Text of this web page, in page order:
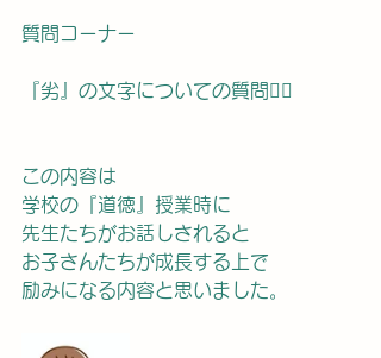
質問コーナー
『劣』の文字についての質問🙋‍♀️
この内容は
学校の『道徳』授業時に
先生たちがお話しされると
お子さんたちが成長する上で
励みになる内容と思いました。